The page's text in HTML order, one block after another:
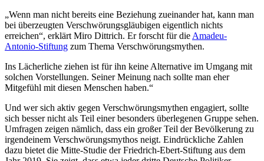
„Wenn man nicht bereits eine Beziehung zueinander hat, kann man
bei überzeugten Verschwörungsgläubigen eigentlich nichts
erreichen“, erklärt Miro Dittrich. Er forscht für die Amadeu-
Antonio-Stiftung zum Thema Verschwörungsmythen.
Ins Lächerliche ziehen ist für ihn keine Alternative im Umgang mit
solchen Vorstellungen. Seiner Meinung nach sollte man eher
Mitgefühl mit diesen Menschen haben.“
Und wer sich aktiv gegen Verschwörungsmythen engagiert, sollte
sich besser nicht als Teil einer besonders überlegenen Gruppe sehen.
Umfragen zeigen nämlich, dass ein großer Teil der Bevölkerung zu
irgendeinem Verschwörungsmythos neigt. Eindrückliche Zahlen
dazu bietet die Mitte-Studie der Friedrich-Ebert-Stiftung aus dem